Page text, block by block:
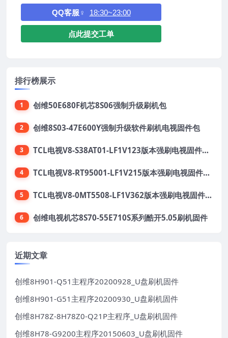
QQ客服♀ 18:30~23:00
点此提交工单
排行榜展示
1 创维50E680F机芯8S06强制升级刷机包
2 创维8S03-47E600Y强制升级软件刷机电视固件包
3 TCL电视V8-S38AT01-LF1V123版本强刷电视固件包下载
4 TCL电视V8-RT95001-LF1V215版本强刷电视固件包下载
5 TCL电视V8-0MT5508-LF1V362版本强刷电视固件包下载
6 创维电视机芯8S70-55E710S系列酷开5.05刷机固件
近期文章
创维8H901-Q51主程序20200928_U盘刷机固件
创维8H901-G51主程序20200930_U盘刷机固件
创维8H78Z-8H78Z0-Q21P主程序_U盘刷机固件
创维8H78-G9200主程序20150603_U盘刷机固件